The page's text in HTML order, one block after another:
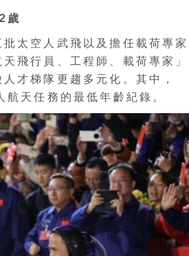
歲
太空人武飛以及擔任載荷專家
飛行員、工程師、載荷專家」
才梯隊更趨多元化。其中，
天任務的最低年齡紀錄。